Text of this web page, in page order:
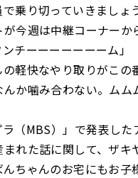
乗り切っていきましょ
今週は中継コーナーか
チーーーーーーーム」
軽快なやり取りがこの
か噛み合わない。ムム
（MBS）」で発表した
れた話に関して、ザキ
ちゃんのお宅にもお子